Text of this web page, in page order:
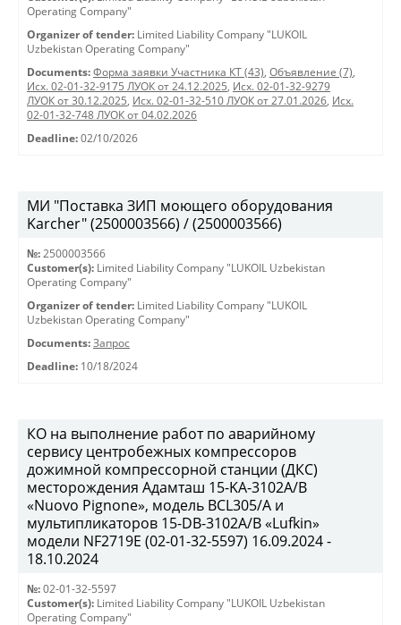
Operating Company"
Organizer of tender: Limited Liability Company "LUKOIL
Uzbekistan Operating Company"
Documents: Форма заявки Участника КТ (43), Объявление (7),
Исх. 02-01-32-9175 ЛУОК от 24.12.2025, Исх. 02-01-32-9279
ЛУОК от 30.12.2025, Исх. 02-01-32-510 ЛУОК от 27.01.2026, Исх.
02-01-32-748 ЛУОК от 04.02.2026
Deadline: 02/10/2026
МИ "Поставка ЗИП моющего оборудования
Karcher" (2500003566) / (2500003566)
№: 2500003566
Customer(s): Limited Liability Company "LUKOIL Uzbekistan
Operating Company"
Organizer of tender: Limited Liability Company "LUKOIL
Uzbekistan Operating Company"
Documents: Запрос
Deadline: 10/18/2024
КО на выполнение работ по аварийному
сервису центробежных компрессоров
дожимной компрессорной станции (ДКС)
месторождения Адамташ 15-KA-3102А/В
«Nuovo Pignone», модель BCL305/A и
мультипликаторов 15-DB-3102A/B «Lufkin»
модели NF2719Е (02-01-32-5597) 16.09.2024 -
18.10.2024
№: 02-01-32-5597
Customer(s): Limited Liability Company "LUKOIL Uzbekistan
Operating Company"